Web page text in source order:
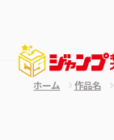
ホーム 作品名